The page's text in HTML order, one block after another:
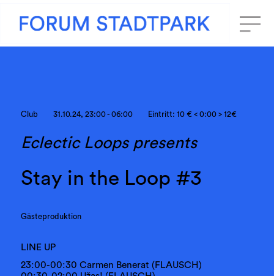
Club 31.10.24, 23:00 - 06:00 Eintritt: 10 € < 0:00 > 12€
Eclectic Loops presents
Stay in the Loop #3
Gästeproduktion
LINE UP
23:00-00:30 Carmen Benerat (FLAUSCH)